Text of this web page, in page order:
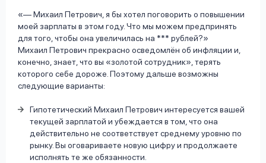
— Михаил Петрович, я бы хотел поговорить о повышении
моей зарплаты в этом году. Что мы можем предпринять
для того, чтобы она увеличилась на *** рублей?
Михаил Петрович прекрасно осведомлён об инфляции и,
конечно, знает, что вы «золотой сотрудник», терять
которого себе дороже. Поэтому дальше возможны
следующие варианты:
Гипотетический Михаил Петрович интересуется вашей
текущей зарплатой и убеждается в том, что она
действительно не соответствует среднему уровню по
рынку. Вы оговариваете новую цифру и продолжаете
исполнять те же обязанности.